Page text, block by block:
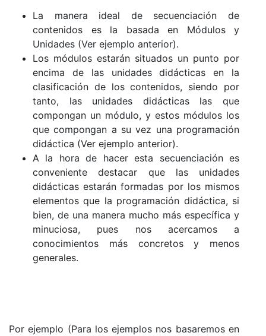
La manera ideal de secuenciación de
contenidos es la basada en Módulos y
Unidades (Ver ejemplo anterior).
Los módulos estarán situados un punto por
encima de las unidades didácticas en la
clasificación de los contenidos, siendo por
tanto, las unidades didácticas las que
compongan un módulo, y estos módulos los
que compongan a su vez una programación
didáctica (Ver ejemplo anterior).
A la hora de hacer esta secuenciación es
conveniente destacar que las unidades
didácticas estarán formadas por los mismos
elementos que la programación didáctica, si
bien, de una manera mucho más específica y
minuciosa, pues nos acercamos a
conocimientos más concretos y menos
generales.
Por ejemplo (Para los ejemplos nos basaremos en